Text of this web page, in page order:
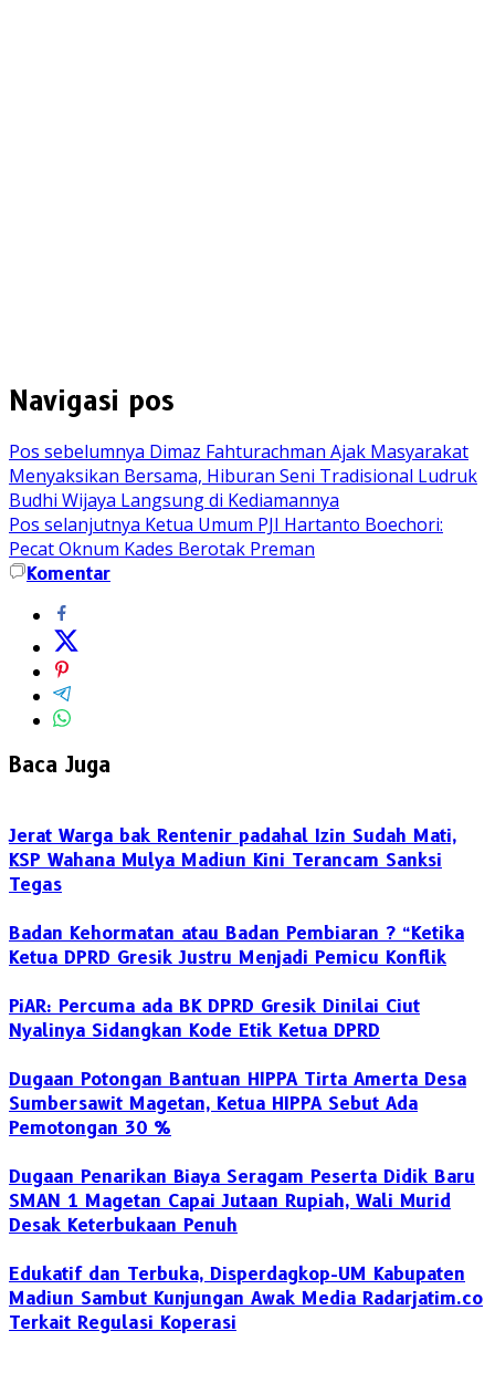
Navigasi pos
Pos sebelumnya Dimaz Fahturachman Ajak Masyarakat
Menyaksikan Bersama, Hiburan Seni Tradisional Ludruk
Budhi Wijaya Langsung di Kediamannya
Pos selanjutnya Ketua Umum PJI Hartanto Boechori:
Pecat Oknum Kades Berotak Preman
Komentar
Baca Juga
Jerat Warga bak Rentenir padahal Izin Sudah Mati,
KSP Wahana Mulya Madiun Kini Terancam Sanksi
Tegas
Badan Kehormatan atau Badan Pembiaran ? “Ketika
Ketua DPRD Gresik Justru Menjadi Pemicu Konflik
PiAR: Percuma ada BK DPRD Gresik Dinilai Ciut
Nyalinya Sidangkan Kode Etik Ketua DPRD
Dugaan Potongan Bantuan HIPPA Tirta Amerta Desa
Sumbersawit Magetan, Ketua HIPPA Sebut Ada
Pemotongan 30 %
Dugaan Penarikan Biaya Seragam Peserta Didik Baru
SMAN 1 Magetan Capai Jutaan Rupiah, Wali Murid
Desak Keterbukaan Penuh
Edukatif dan Terbuka, Disperdagkop-UM Kabupaten
Madiun Sambut Kunjungan Awak Media Radarjatim.co
Terkait Regulasi Koperasi